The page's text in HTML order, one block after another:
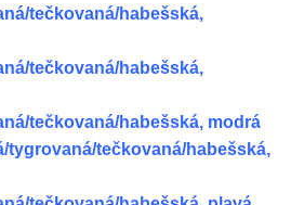
tečkovaná/habešská,
tečkovaná/habešská,
tečkovaná/habešská, modrá
tygrovaná/tečkovaná/habešská,